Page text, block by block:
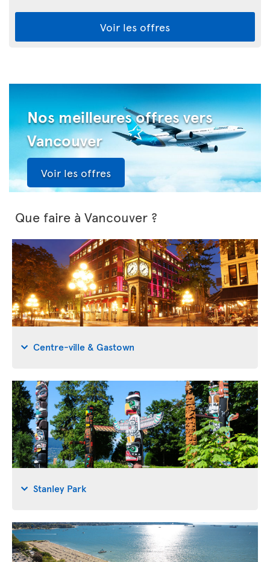
Voir les offres
Nos meilleures offres vers
Vancouver
Voir les offres
Que faire à Vancouver ?
Centre-ville & Gastown
Stanley Park